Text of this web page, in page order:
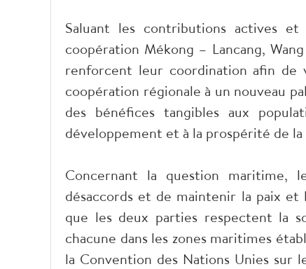
Saluant les contributions actives
coopération Mékong – Lancang,
renforcent leur coordination afin de
coopération régionale à un nouveau
des bénéfices tangibles aux
développement et à la prospérité de
Concernant la question maritime,
désaccords et de maintenir la paix
que les deux parties respectent la
chacune dans les zones maritimes
la Convention des Nations Unies sur